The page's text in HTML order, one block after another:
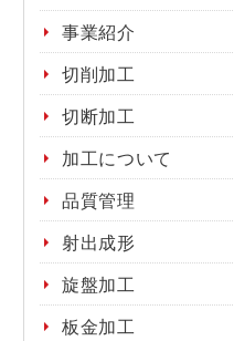
事業紹介
切削加工
切断加工
加工について
品質管理
射出成形
旋盤加工
板金加工